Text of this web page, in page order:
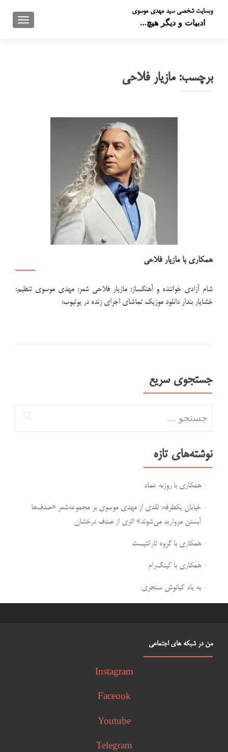
وبسایت شخصی سید مهدی موسوی
ادبیات و دیگر هیچ…
برچسب:مازیار فلاحی
همکاری با مازیار فلاحی
شام آزادی خواننده و آهنگساز: مازیار فلاحی شعر: مهدی موسوی تنظیم:
خشایار بندار دانلود موزیک تماشای اجرای زنده در یوتیوب:
جستجوی سریع
نوشته‌های تازه
همکاری با روزبه عماد
خیابان یکطرفه: نقدی از مهدی موسوی بر مجموعه‌شعر «صدف‌ها
آبستن مروارید می‌شوند» اثری از صدف درخشان
همکاری با گروه تارانتیست
همکاری با کینگ‌رام
به یاد کیانوش سنجری
من در شبکه های اجتماعی
Instagram
Faceook
Youtube
Telegram